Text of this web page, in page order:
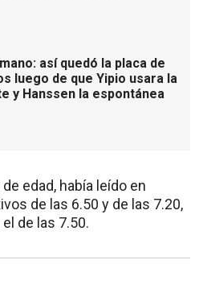
así quedó la placa de
luego de que Yipio usara la
y Hanssen la espontánea
edad, había leído en
de las 6.50 y de las 7.20,
de las 7.50.